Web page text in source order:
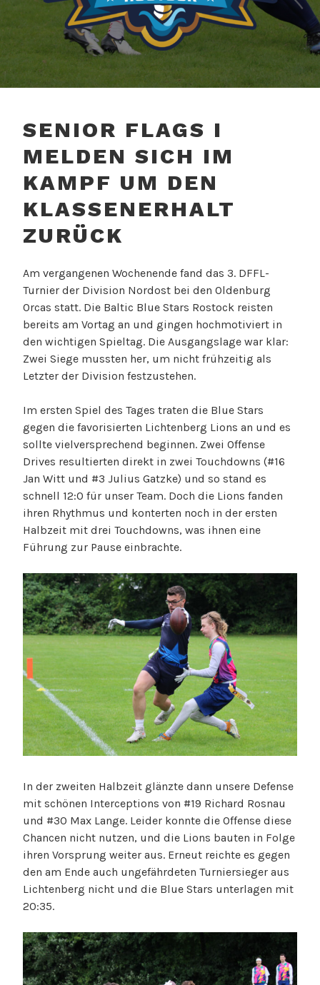
BALTIC BLUE STARS
FOOTBALL
SENIOR FLAGS I
MELDEN SICH IM
KAMPF UM DEN
KLASSENERHALT
ZURÜCK
Am vergangenen Wochenende fand das 3. DFFL-
Turnier der Division Nordost bei den Oldenburg
Orcas statt. Die Baltic Blue Stars Rostock reisten
bereits am Vortag an und gingen hochmotiviert in
den wichtigen Spieltag. Die Ausgangslage war klar:
Zwei Siege mussten her, um nicht frühzeitig als
Letzter der Division festzustehen.
Im ersten Spiel des Tages traten die Blue Stars
gegen die favorisierten Lichtenberg Lions an und es
sollte vielversprechend beginnen. Zwei Offense
Drives resultierten direkt in zwei Touchdowns (#16
Jan Witt und #3 Julius Gatzke) und so stand es
schnell 12:0 für unser Team. Doch die Lions fanden
ihren Rhythmus und konterten noch in der ersten
Halbzeit mit drei Touchdowns, was ihnen eine
Führung zur Pause einbrachte.
In der zweiten Halbzeit glänzte dann unsere Defense
mit schönen Interceptions von #19 Richard Rosnau
und #30 Max Lange. Leider konnte die Offense diese
Chancen nicht nutzen, und die Lions bauten in Folge
ihren Vorsprung weiter aus. Erneut reichte es gegen
den am Ende auch ungefährdeten Turniersieger aus
Lichtenberg nicht und die Blue Stars unterlagen mit
20:35.